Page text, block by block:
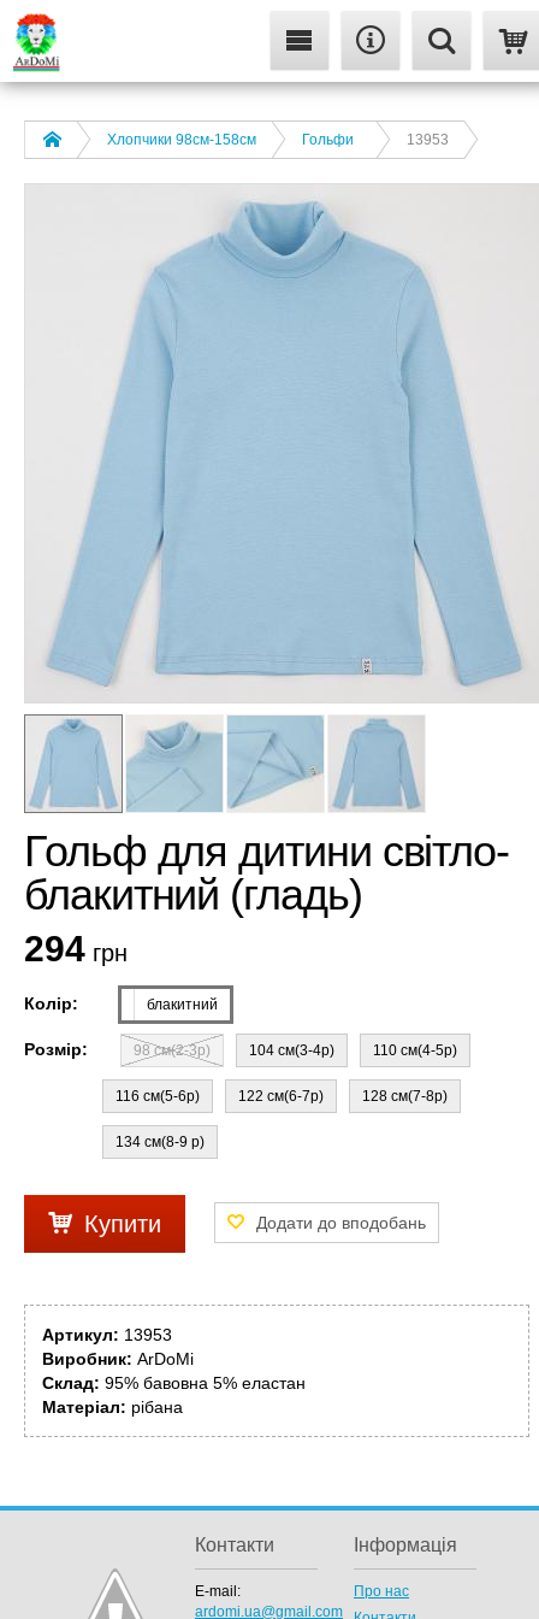
Хлопчики 98см-158см Гольфи 13953
Гольф для дитини світло-
блакитний (гладь)
294 грн
Колір: блакитний
Розмір: 98 см(2-3р) 104 см(3-4р) 110 см(4-5р)
116 см(5-6р) 122 см(6-7р) 128 см(7-8р)
134 см(8-9 р)
Купити
Артикул: 13953
Виробник: ArDoMi
Склад: 95% бавовна 5% еластан
Матеріал: рібана
Контакти
E-mail:
ardomi.ua@gmail.com
Інформація
Про нас